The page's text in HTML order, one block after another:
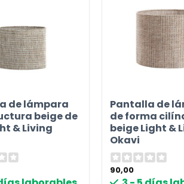
de lámpara
beige de
& Living
Pantalla de
de forma
beige Light &
Okavi
90,00